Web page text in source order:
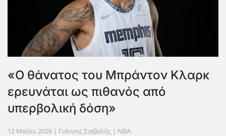
«Ο θάνατος του Μπράντον Κλαρκ
ερευνάται ως πιθανός από
υπερβολική δόση»
12 Μαΐου 2026 | Γιάννης Σιαβελής | NBA